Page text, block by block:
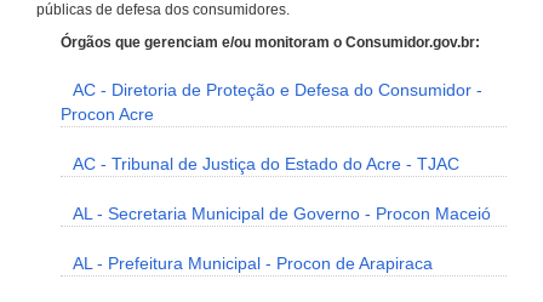
públicas de defesa dos consumidores.
Órgãos que gerenciam e/ou monitoram o Consumidor.gov.br:
AC - Diretoria de Proteção e Defesa do Consumidor -
Procon Acre
AC - Tribunal de Justiça do Estado do Acre - TJAC
AL - Secretaria Municipal de Governo - Procon Maceió
AL - Prefeitura Municipal - Procon de Arapiraca